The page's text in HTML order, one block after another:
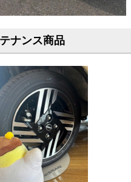
ナンス商品